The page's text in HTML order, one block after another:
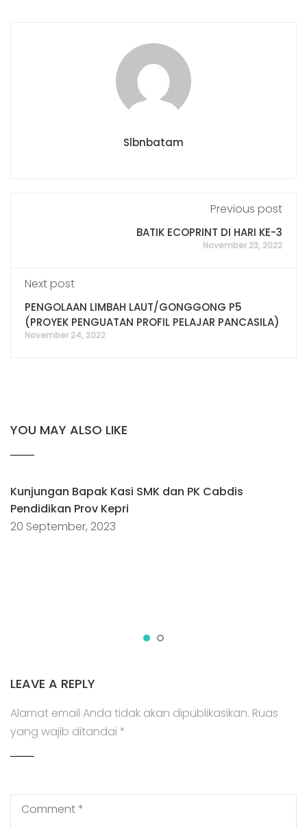
Slbnbatam
Previous post
BATIK ECOPRINT DI HARI KE-3
November 23, 2022
Next post
PENGOLAAN LIMBAH LAUT/GONGGONG P5
(PROYEK PENGUATAN PROFIL PELAJAR PANCASILA)
November 24, 2022
YOU MAY ALSO LIKE
Kunjungan Bapak Kasi SMK dan PK Cabdis
Pendidikan Prov Kepri
20 September, 2023
LEAVE A REPLY
Alamat email Anda tidak akan dipublikasikan. Ruas
yang wajib ditandai *